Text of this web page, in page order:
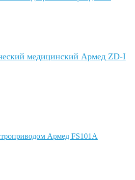
медицинский Армед ZD-I